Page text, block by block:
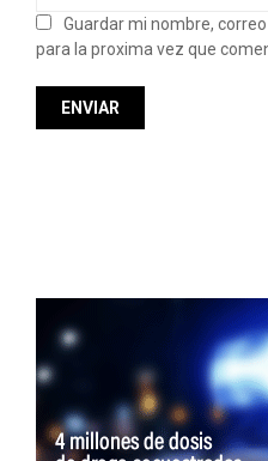
Guardar mi nombre,
para la proxima vez que